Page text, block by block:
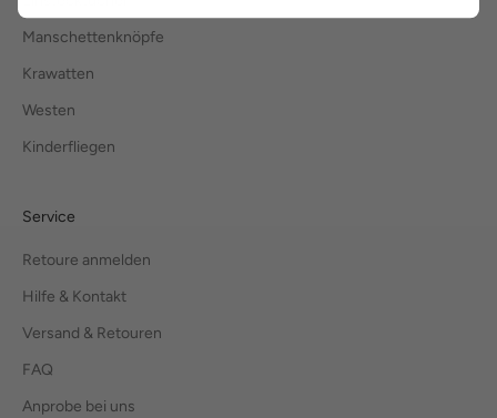
Manschettenknöpfe
Krawatten
Westen
Kinderfliegen
Service
Retoure anmelden
Hilfe & Kontakt
Versand & Retouren
FAQ
Anprobe bei uns